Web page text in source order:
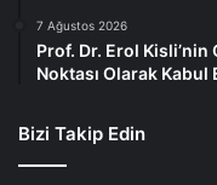
7 Ağustos 2026
Prof. Dr. Erol Kisli’nin
Noktası Olarak Kabul
Bizi Takip Edin